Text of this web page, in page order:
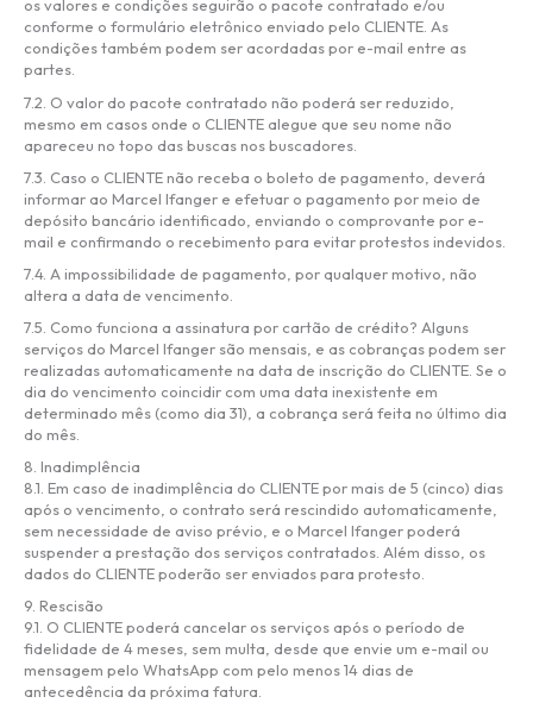
os valores e condições seguirão o pacote contratado e/ou
conforme o formulário eletrônico enviado pelo CLIENTE. As
condições também podem ser acordadas por e-mail entre as
partes.
7.2. O valor do pacote contratado não poderá ser reduzido,
mesmo em casos onde o CLIENTE alegue que seu nome não
apareceu no topo das buscas nos buscadores.
7.3. Caso o CLIENTE não receba o boleto de pagamento, deverá
informar ao Marcel Ifanger e efetuar o pagamento por meio de
depósito bancário identificado, enviando o comprovante por e-
mail e confirmando o recebimento para evitar protestos indevidos.
7.4. A impossibilidade de pagamento, por qualquer motivo, não
altera a data de vencimento.
7.5. Como funciona a assinatura por cartão de crédito? Alguns
serviços do Marcel Ifanger são mensais, e as cobranças podem ser
realizadas automaticamente na data de inscrição do CLIENTE. Se o
dia do vencimento coincidir com uma data inexistente em
determinado mês (como dia 31), a cobrança será feita no último dia
do mês.
8. Inadimplência
8.1. Em caso de inadimplência do CLIENTE por mais de 5 (cinco) dias
após o vencimento, o contrato será rescindido automaticamente,
sem necessidade de aviso prévio, e o Marcel Ifanger poderá
suspender a prestação dos serviços contratados. Além disso, os
dados do CLIENTE poderão ser enviados para protesto.
9. Rescisão
9.1. O CLIENTE poderá cancelar os serviços após o período de
fidelidade de 4 meses, sem multa, desde que envie um e-mail ou
mensagem pelo WhatsApp com pelo menos 14 dias de
antecedência da próxima fatura.